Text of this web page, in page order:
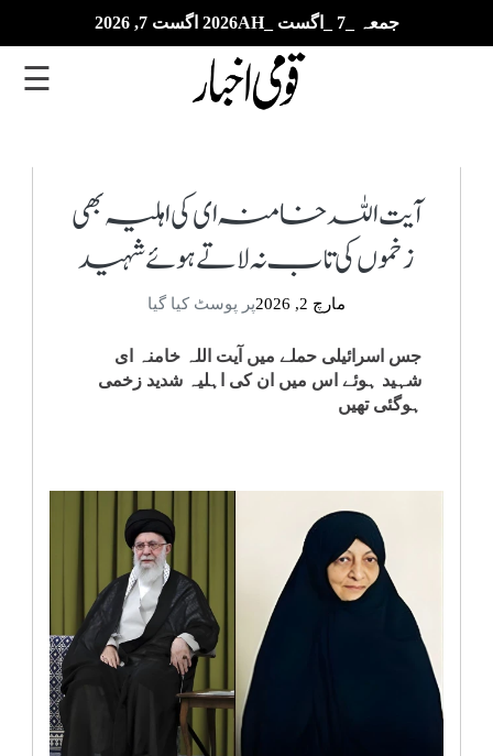
جمعہ _7 _اگست _2026AH اگست 7, 2026
ترین
ای
بزنس
انٹرٹینمنٹ
صحت
قومی
خبریں
کھیل
☰
آیت اللہ خامنہ ای کی اہلیہ بھی
زخموں کی تاب نہ لاتے ہوئے شہید
مارچ 2, 2026 پر پوسٹ کیا گیا
جس اسرائیلی حملے میں آیت اللہ خامنہ ای
شہید ہوئے اس میں ان کی اہلیہ شدید زخمی
ہوگئی تھیں